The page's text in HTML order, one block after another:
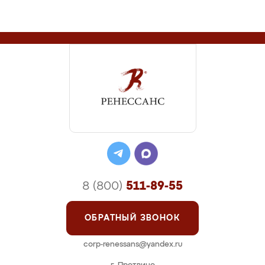
8 (800) 511-89-55
ОБРАТНЫЙ ЗВОНОК
corp-renessans@yandex.ru